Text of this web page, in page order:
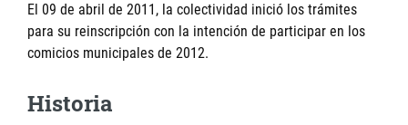
El 09 de abril de 2011, la colectividad inició los trámites
para su reinscripción con la intención de participar en los
comicios municipales de 2012.
Historia